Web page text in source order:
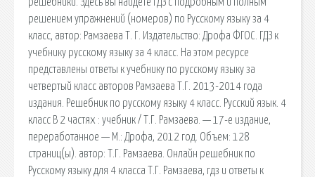
решением упражнений (номеров) по Русскому языку за 4
класс, автор: Рамзаева Т. Г. Издательство: Дрофа ФГОС. ГДЗ к
учебнику русскому языку за 4 класс. На этом ресурсе
представлены ответы к учебнику по русскому языку за
четвертый класс авторов Рамзаева Т.Г. 2013-2014 года
издания. Решебник по русскому языку 4 класс. Русский язык. 4
класс В 2 частях : учебник / Т.Г. Рамзаева. — 17-е издание,
переработанное — М.: Дрофа, 2012 год. Объем: 128
страниц(ы). автор: Т.Г. Рамзаева. Онлайн решебник по
Русскому языку для 4 класса Т.Г. Рамзаева, гдз и ответы к